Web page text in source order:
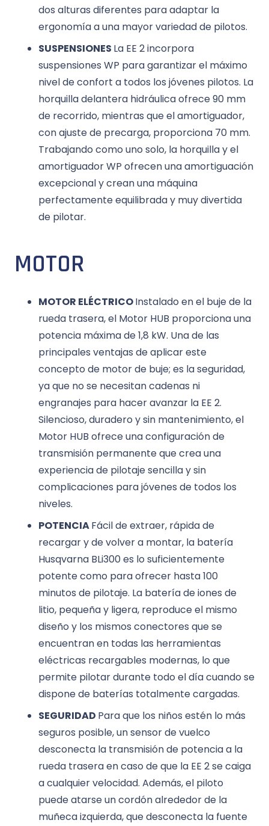
dos alturas diferentes para adaptar la
ergonomía a una mayor variedad de pilotos.
SUSPENSIONES La EE 2 incorpora
suspensiones WP para garantizar el máximo
nivel de confort a todos los jóvenes pilotos. La
horquilla delantera hidráulica ofrece 90 mm
de recorrido, mientras que el amortiguador,
con ajuste de precarga, proporciona 70 mm.
Trabajando como uno solo, la horquilla y el
amortiguador WP ofrecen una amortiguación
excepcional y crean una máquina
perfectamente equilibrada y muy divertida
de pilotar.
MOTOR
MOTOR ELÉCTRICOInstalado en el buje de la
rueda trasera, el Motor HUB proporciona una
potencia máxima de 1,8 kW. Una de las
principales ventajas de aplicar este
concepto de motor de buje; es la seguridad,
ya que no se necesitan cadenas ni
engranajes para hacer avanzar la EE 2.
Silencioso, duradero y sin mantenimiento, el
Motor HUB ofrece una configuración de
transmisión permanente que crea una
experiencia de pilotaje sencilla y sin
complicaciones para jóvenes de todos los
niveles.
POTENCIAFácil de extraer, rápida de
recargar y de volver a montar, la batería
Husqvarna BLi300 es lo suficientemente
potente como para ofrecer hasta 100
minutos de pilotaje. La batería de iones de
litio, pequeña y ligera, reproduce el mismo
diseño y los mismos conectores que se
encuentran en todas las herramientas
eléctricas recargables modernas, lo que
permite pilotar durante todo el día cuando se
dispone de baterías totalmente cargadas.
SEGURIDAD Para que los niños estén lo más
seguros posible, un sensor de vuelco
desconecta la transmisión de potencia a la
rueda trasera en caso de que la EE 2 se caiga
a cualquier velocidad. Además, el piloto
puede atarse un cordón alrededor de la
muñeca izquierda, que desconecta la fuente